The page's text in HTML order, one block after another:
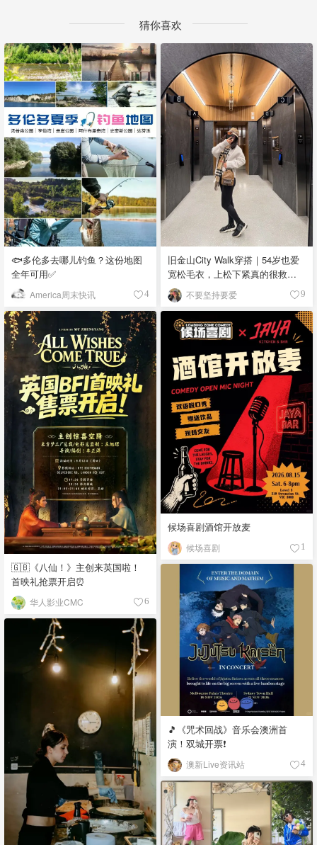
猜你喜欢
🐟多伦多去哪儿钓鱼？这份地图
全年可用✅
America周末快讯 4
旧金山City Walk穿搭｜54岁也爱
宽松毛衣，上松下紧真的很救比
例
不要坚持要爱 9
🇬🇧《八仙！》主创来英国啦！
首映礼抢票开启⏰
华人影业CMC 6
候场喜剧酒馆开放麦
候场喜剧 1
🎵《咒术回战》音乐会澳洲首
演！双城开票❗️
澳新Live资讯站 4